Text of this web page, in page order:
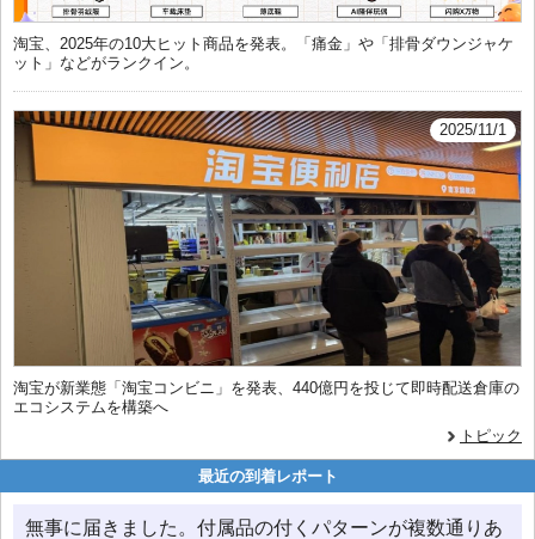
淘宝、2025年の10大ヒット商品を発表。「痛金」や「排骨ダウンジャケ
ット」などがランクイン。
2025/11/1
淘宝が新業態「淘宝コンビニ」を発表、440億円を投じて即時配送倉庫の
エコシステムを構築へ
トピック
最近の到着レポート
無事に届きました。付属品の付くパターンが複数通りあ